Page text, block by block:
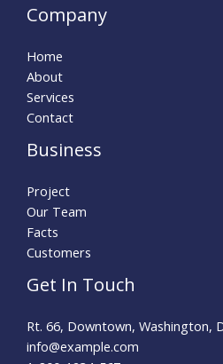
Company
Home
About
Services
Contact
Business
Project
Our Team
Facts
Customers
Get In Touch
Rt. 66, Downtown, Washington,
info@example.com​